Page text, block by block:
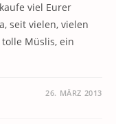
viel Eurer
seit vielen, vielen
Müslis, ein
26. MÄRZ 2013